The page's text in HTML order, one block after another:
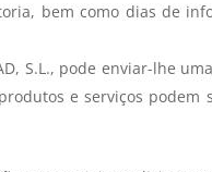
bem como dias de
S.L., pode enviar-lhe
e serviços